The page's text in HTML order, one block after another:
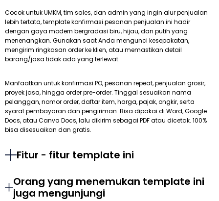
Cocok untuk UMKM, tim sales, dan admin yang ingin alur penjualan
lebih tertata, template konfirmasi pesanan penjualan ini hadir
dengan gaya modern bergradasi biru, hijau, dan putih yang
menenangkan. Gunakan saat Anda mengunci kesepakatan,
mengirim ringkasan order ke klien, atau memastikan detail
barang/jasa tidak ada yang terlewat.
Manfaatkan untuk konfirmasi PO, pesanan repeat, penjualan grosir,
proyek jasa, hingga order pre-order. Tinggal sesuaikan nama
pelanggan, nomor order, daftar item, harga, pajak, ongkir, serta
syarat pembayaran dan pengiriman. Bisa dipakai di Word, Google
Docs, atau Canva Docs, lalu dikirim sebagai PDF atau dicetak. 100%
bisa disesuaikan dan gratis.
Fitur - fitur template ini
Orang yang menemukan template ini
juga mengunjungi